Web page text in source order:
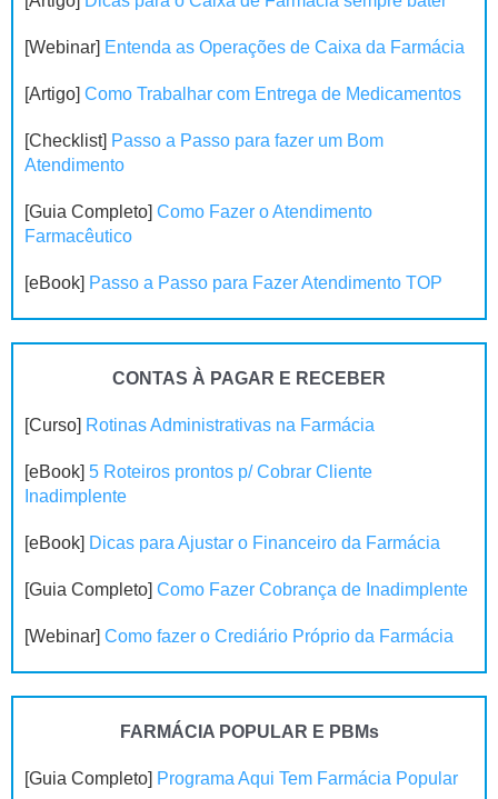
[Webinar] Entenda as Operações de Caixa da Farmácia
[Artigo] Como Trabalhar com Entrega de Medicamentos
[Checklist] Passo a Passo para fazer um Bom
Atendimento
[Guia Completo] Como Fazer o Atendimento
Farmacêutico
[eBook] Passo a Passo para Fazer Atendimento TOP
CONTAS À PAGAR E RECEBER
[Curso] Rotinas Administrativas na Farmácia
[eBook] 5 Roteiros prontos p/ Cobrar Cliente
Inadimplente
[eBook] Dicas para Ajustar o Financeiro da Farmácia
[Guia Completo] Como Fazer Cobrança de Inadimplente
[Webinar] Como fazer o Crediário Próprio da Farmácia
FARMÁCIA POPULAR E PBMs
[Guia Completo] Programa Aqui Tem Farmácia Popular